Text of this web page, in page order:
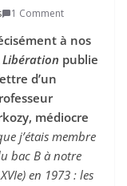
1 Comment
à nos
Libération publie
d’un
médiocre
j’étais membre
bac B à notre
en 1973 : les